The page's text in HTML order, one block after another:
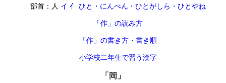
部首：人 イ 亻 ひと・にんべん・ひとがしら・ひとやね
「作」の読み方
「作」の書き方・書き順
小学校二年生で習う漢字
「岡」